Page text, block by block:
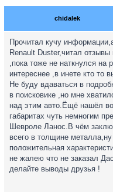
chidalek
Прочитал кучу
Renault Duster,читал
,пока тоже не наткнулся на
интереснее ,в инете кто
Не буду вдаваться в
в поисковике ,но мне
над этим авто.Ёщё нашёл
габаритах чуть немногим
Шевроле Ланос.В чём
всего в толщине
положительная
не жалею что не заказал
делайте выводы друзья !